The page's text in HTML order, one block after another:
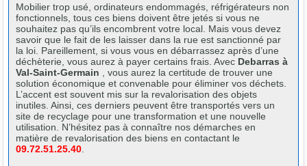
Mobilier trop usé, ordinateurs endommagés, réfrigérateurs non
fonctionnels, tous ces biens doivent être jetés si vous ne
souhaitez pas qu’ils encombrent votre local. Mais vous devez
savoir que le fait de les laisser dans la rue est sanctionné par
la loi. Pareillement, si vous vous en débarrassez après d’une
déchèterie, vous aurez à payer certains frais. Avec Debarras à
Val-Saint-Germain
, vous aurez la certitude de trouver une
solution économique et convenable pour éliminer vos déchets.
L’accent est souvent mis sur la revalorisation des objets
inutiles. Ainsi, ces derniers peuvent être transportés vers un
site de recyclage pour une transformation et une nouvelle
utilisation. N’hésitez pas à connaître nos démarches en
matière de revalorisation des biens en contactant le
09.72.51.25.40